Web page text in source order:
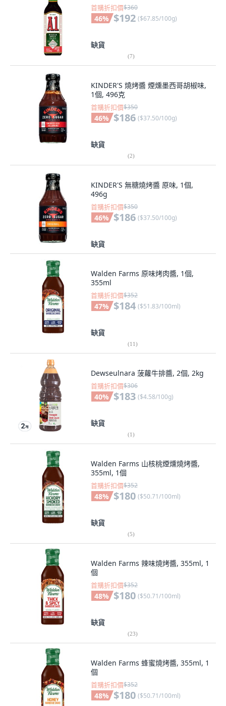
首購折扣價$360
46% $192 ($67.85/100g)
缺貨
(7)
KINDER'S 燒烤醬 煙燻墨西哥胡椒味,
1個, 496克
首購折扣價$350
46% $186 ($37.50/100g)
缺貨
(2)
KINDER'S 無糖燒烤醬 原味, 1個,
496g
首購折扣價$350
46% $186 ($37.50/100g)
缺貨
Walden Farms 原味烤肉醬, 1個,
355ml
首購折扣價$352
47% $184 ($51.83/100ml)
缺貨
(11)
Dewseulnara 菠蘿牛排醬, 2個, 2kg
首購折扣價$306
40% $183 ($4.58/100g)
缺貨
(1)
Walden Farms 山核桃煙燻燒烤醬,
355ml, 1個
首購折扣價$352
48% $180 ($50.71/100ml)
缺貨
(5)
Walden Farms 辣味燒烤醬, 355ml, 1
個
首購折扣價$352
48% $180 ($50.71/100ml)
缺貨
(23)
Walden Farms 蜂蜜燒烤醬, 355ml, 1
個
首購折扣價$352
48% $180 ($50.71/100ml)